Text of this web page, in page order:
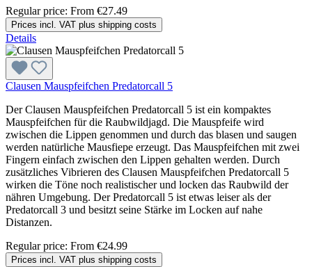
Regular price: From €27.49
Prices incl. VAT plus shipping costs
Details
Clausen Mauspfeifchen Predatorcall 5
Der Clausen Mauspfeifchen Predatorcall 5 ist ein kompaktes
Mauspfeifchen für die Raubwildjagd. Die Mauspfeife wird
zwischen die Lippen genommen und durch das blasen und saugen
werden natürliche Mausfiepe erzeugt. Das Mauspfeifchen mit zwei
Fingern einfach zwischen den Lippen gehalten werden. Durch
zusätzliches Vibrieren des Clausen Mauspfeifchen Predatorcall 5
wirken die Töne noch realistischer und locken das Raubwild der
nähren Umgebung. Der Predatorcall 5 ist etwas leiser als der
Predatorcall 3 und besitzt seine Stärke im Locken auf nahe
Distanzen.
Regular price: From €24.99
Prices incl. VAT plus shipping costs